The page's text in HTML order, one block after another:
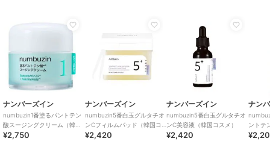
ナンバーズイン
numbuzin1番塗るパントテン
酸スージングクリーム（韓国
コスメ）
¥2,750
ナンバーズイン
numbuzin5番白玉グルタチオ
ンCフィルムパッド（韓国コ
スメ）
¥2,420
ナンバーズイン
numbuzin5番白玉グルタチオ
ンC美容液（韓国コスメ）
¥2,420
ナン
ントテ
（韓国